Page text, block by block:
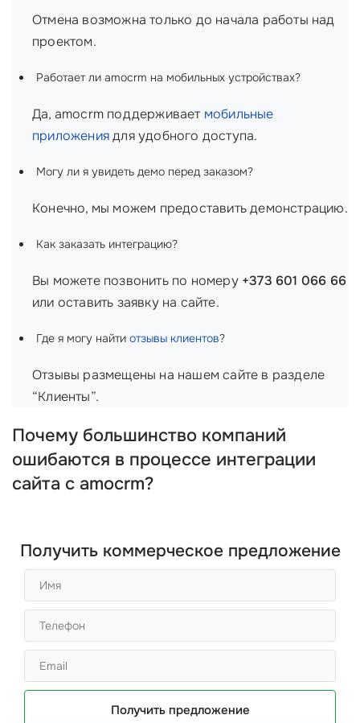
Отмена возможна только до начала работы над
проектом.
Работает ли amocrm на мобильных устройствах?
Да, amocrm поддерживает мобильные
приложениядля удобного доступа.
Могу ли я увидеть демо перед заказом?
Конечно, мы можем предоставить демонстрацию.
Как заказать интеграцию?
Вы можете позвонить по номеру +373 601 066 66
или оставить заявку на сайте.
Где я могу найти отзывы клиентов?
Отзывы размещены на нашем сайте в разделе
“Клиенты”.
Почему большинство компаний
ошибаются в процессе интеграции
сайта с amocrm?
Получить коммерческое предложение
Получить предложение